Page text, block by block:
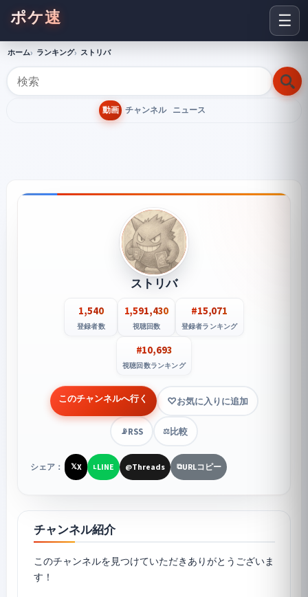
☰
ポケ速
ホーム ランキング ストリバ
動画 チャンネル ニュース
ストリバ
1,540
登録者数
1,591,430
視聴回数
#15,071
登録者ランキング
#10,693
視聴回数ランキング
このチャンネルへ行く お気に入りに追加
📡RSS ⚖️比較
シェア： 𝕏X LLINE @Threads ⧉URLコピー
チャンネル紹介
このチャンネルを見つけていただきありがとうございま
す！